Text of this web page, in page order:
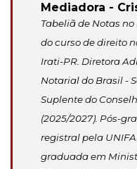
Mediadora -
Tabeliã de Notas
do curso de direito
Irati-PR. Diretora
Notarial do Brasil -
Suplente do
(2025/2027). Pós-
registral pela
graduada em